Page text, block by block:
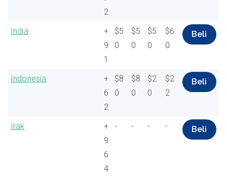
2
India
+
9
1
$5
0
$5
0
$5
0
$6
0
Beli
Indonesia
+
6
2
$8
0
$8
0
$2
0
$2
2
Beli
Irak
+
9
6
4
- - - - Beli